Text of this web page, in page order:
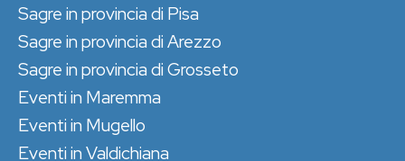
Sagre in provincia di Pisa
Sagre in provincia di Arezzo
Sagre in provincia di Grosseto
Eventi in Maremma
Eventi in Mugello
Eventi in Valdichiana